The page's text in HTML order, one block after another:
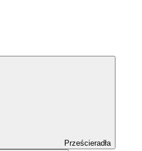
Prześcieradła